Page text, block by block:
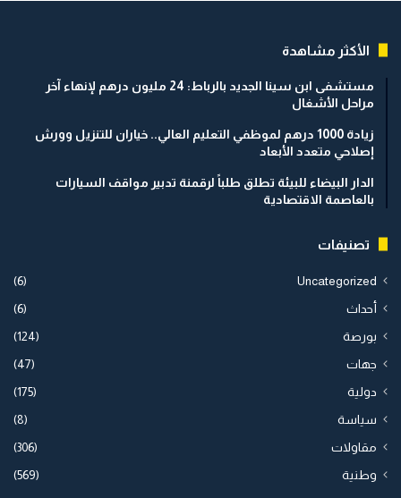
الأكثر مشاهدة
مستشفى ابن سينا الجديد بالرباط: 24 مليون درهم لإنهاء آخر
مراحل الأشغال
زيادة 1000 درهم لموظفي التعليم العالي.. خياران للتنزيل وورش
إصلاحي متعدد الأبعاد
الدار البيضاء للبيئة تطلق طلباً لرقمنة تدبير مواقف السيارات
بالعاصمة الاقتصادية
تصنيفات
Uncategorized
(6)
أحداث (6)
بورصة (124)
جهات (47)
دولية (175)
سياسة (8)
مقاولات (306)
وطنية (569)